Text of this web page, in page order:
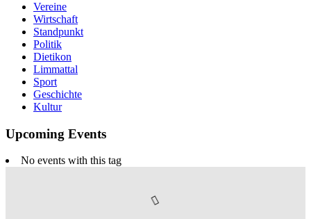
Vereine
Wirtschaft
Standpunkt
Politik
Dietikon
Limmattal
Sport
Geschichte
Kultur
Upcoming Events
No events with this tag